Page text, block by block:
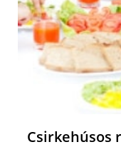
Csirkehúsos